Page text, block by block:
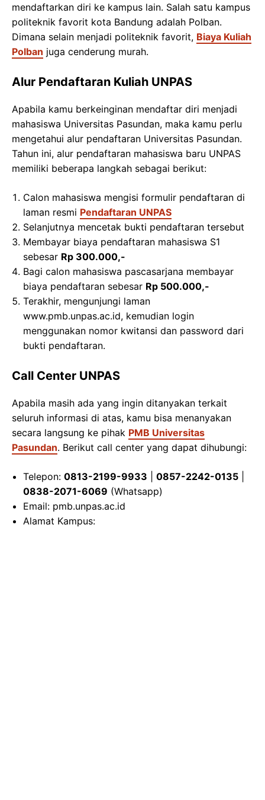
mendaftarkan diri ke kampus lain. Salah satu kampus
politeknik favorit kota Bandung adalah Polban.
Dimana selain menjadi politeknik favorit, Biaya Kuliah
Polban juga cenderung murah.
Alur Pendaftaran Kuliah UNPAS
Apabila kamu berkeinginan mendaftar diri menjadi
mahasiswa Universitas Pasundan, maka kamu perlu
mengetahui alur pendaftaran Universitas Pasundan.
Tahun ini, alur pendaftaran mahasiswa baru UNPAS
memiliki beberapa langkah sebagai berikut:
Calon mahasiswa mengisi formulir pendaftaran di
laman resmi Pendaftaran UNPAS
Selanjutnya mencetak bukti pendaftaran tersebut
Membayar biaya pendaftaran mahasiswa S1
sebesar Rp 300.000,-
Bagi calon mahasiswa pascasarjana membayar
biaya pendaftaran sebesar Rp 500.000,-
Terakhir, mengunjungi laman
www.pmb.unpas.ac.id, kemudian login
menggunakan nomor kwitansi dan password dari
bukti pendaftaran.
Call Center UNPAS
Apabila masih ada yang ingin ditanyakan terkait
seluruh informasi di atas, kamu bisa menanyakan
secara langsung ke pihak PMB Universitas
Pasundan. Berikut call center yang dapat dihubungi:
Telepon:0813-2199-9933 |0857-2242-0135
0838-2071-6069 (Whatsapp)
Email: pmb.unpas.ac.id
Alamat Kampus: